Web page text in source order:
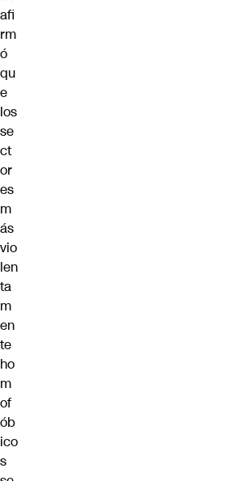
afi
rm
ó
qu
e
los
se
ct
or
es
m
ás
vio
len
ta
m
en
te
ho
m
of
ób
ico
s